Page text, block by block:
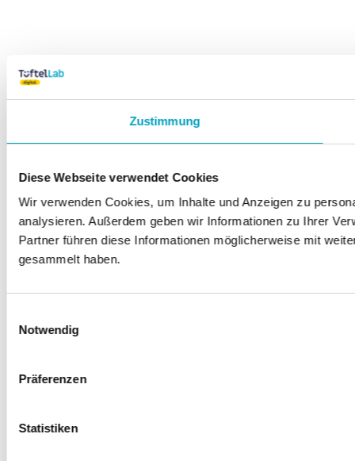
Zustimmung
Diese Webseite verwendet Cookies
Wir verwenden Cookies, um Inhalte und Anzeigen zu
analysieren. Außerdem geben wir Informationen zu Ihrer
Partner führen diese Informationen möglicherweise mit
gesammelt haben.
Notwendig
Präferenzen
Statistiken